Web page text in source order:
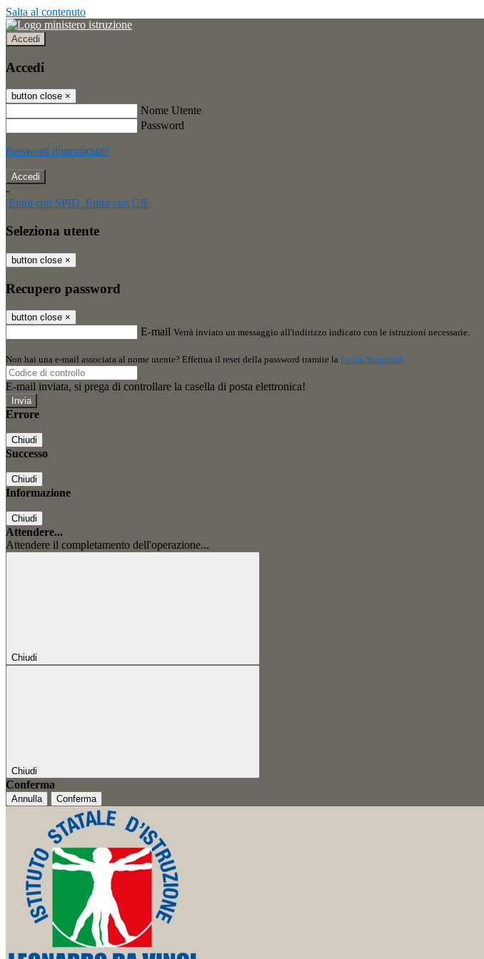
Salta al contenuto
Accedi
Accedi
button close ×
Nome Utente
Password
Password dimenticata?
-
Entra con SPID Entra con CIE
Seleziona utente
button close ×
Recupero password
button close ×
E-mail Verrà inviato un messaggio all'indirizzo indicato con le istruzioni necessarie.
Non hai una e-mail associata al nome utente? Effettua il reset della password tramite la Login Spaggiari
E-mail inviata, si prega di controllare la casella di posta elettronica!
Errore
Chiudi
Successo
Chiudi
Informazione
Chiudi
Attendere...
Attendere il completamento dell'operazione...
Chiudi
Chiudi
Conferma
Annulla Conferma